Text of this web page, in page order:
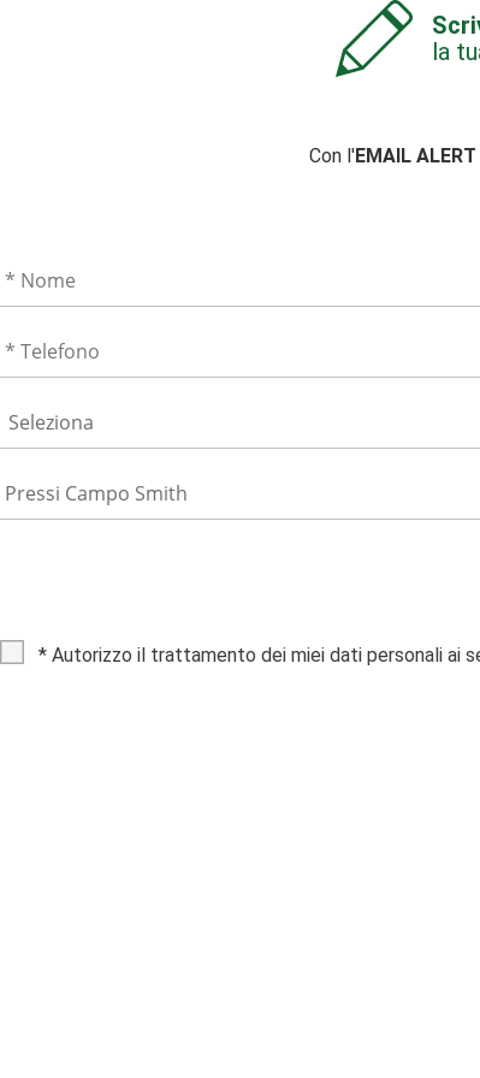
la
Con l'EMAIL ALERT
Seleziona
* Autorizzo il trattamento dei miei dati personali ai